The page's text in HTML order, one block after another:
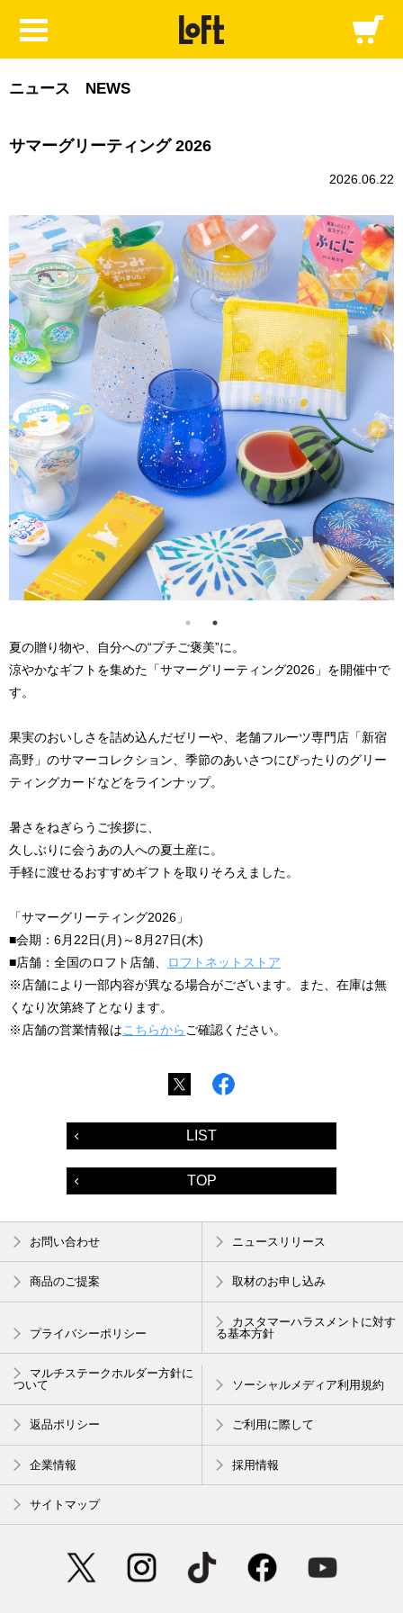
ニュース NEWS
サマーグリーティング 2026
2026.06.22
夏の贈り物や、自分への“プチご褒美”に。
涼やかなギフトを集めた「サマーグリーティング2026」を開催中で
す。
果実のおいしさを詰め込んだゼリーや、老舗フルーツ専門店「新宿
高野」のサマーコレクション、季節のあいさつにぴったりのグリー
ティングカードなどをラインナップ。
暑さをねぎらうご挨拶に、
久しぶりに会うあの人への夏土産に。
手軽に渡せるおすすめギフトを取りそろえました。
「サマーグリーティング2026」
■会期：6月22日(月)～8月27日(木)
■店舗：全国のロフト店舗、
ロフトネットストア
※店舗により一部内容が異なる場合がございます。また、在庫は無
くなり次第終了となります。
※店舗の営業情報はこちらから ご確認ください。
LIST
TOP
お問い合わせ ニュースリリース
商品のご提案 取材のお申し込み
プライバシーポリシー
カスタマーハラスメントに対す
る基本方針
マルチステークホルダー方針に
ついて
ソーシャルメディア利用規約
返品ポリシー ご利用に際して
企業情報 採用情報
サイトマップ